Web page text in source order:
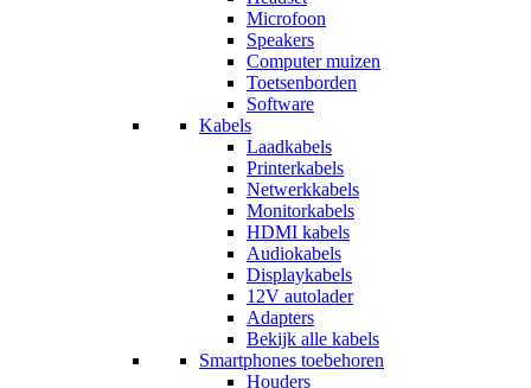
Microfoon
Speakers
Computer muizen
Toetsenborden
Software
Kabels
Laadkabels
Printerkabels
Netwerkkabels
Monitorkabels
HDMI kabels
Audiokabels
Displaykabels
12V autolader
Adapters
Bekijk alle kabels
Smartphones toebehoren
Houders